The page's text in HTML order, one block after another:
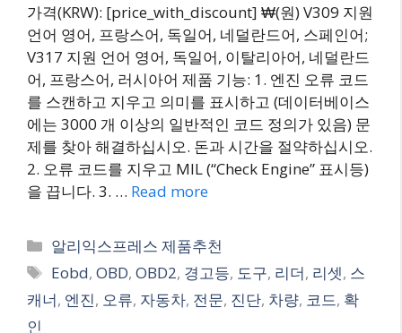
가격(KRW): [price_with_discount] ₩(원) V309 지원
언어 영어, 프랑스어, 독일어, 네덜란드어, 스페인어;
V317 지원 언어 영어, 독일어, 이탈리아어, 네덜란드
어, 프랑스어, 러시아어 제품 기능: 1. 엔진 오류 코드
를 스캔하고 지우고 의미를 표시하고 (데이터베이스
에는 3000 개 이상의 일반적인 코드 정의가 있음) 문
제를 찾아 해결하십시오. 돈과 시간을 절약하십시오.
2. 오류 코드를 지우고 MIL (“Check Engine” 표시등)
을 끕니다. 3. … Read more
Categories
알리익스프레스 제품추천
Tags
Eobd,OBD,OBD2, 경고등, 도구, 리더, 리셋, 스
캐너, 엔진, 오류, 자동차, 전문, 진단, 차량, 코드, 확
인